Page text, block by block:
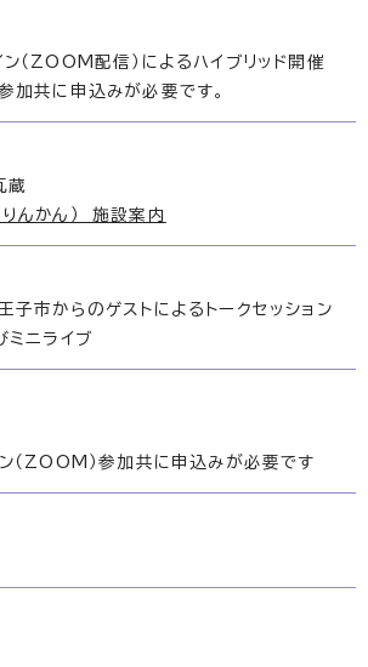
（ZOOM配信）によるハイブリッド開催
加共に申込みが必要です。
蔵
んかん） 施設案内
子市からのゲストによるトークセッション
ミニライブ
（ZOOM）参加共に申込みが必要です